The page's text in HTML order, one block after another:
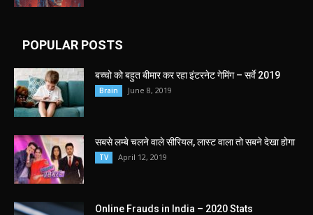
POPULAR POSTS
बच्चो को बहुत बीमार कर रहा इंटरनेट गेमिंग – सर्वे 2019
Brain June 8, 2019
सबसे लम्बे चलने वाले सीरियल, लास्ट वाला तो सबने देखा होगा
TV April 12, 2019
Online Frauds in India – 2020 Stats